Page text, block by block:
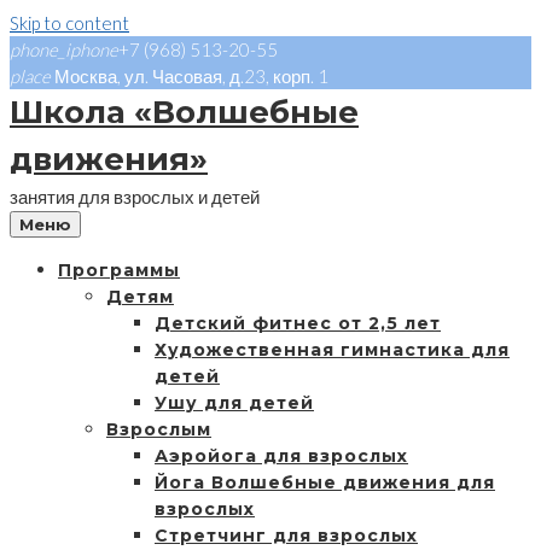
Skip to content
phone_iphone+7 (968) 513-20-55
place Москва, ул. Часовая, д.23, корп. 1
Школа «Волшебные
движения»
занятия для взрослых и детей
Меню
Программы
Детям
Детский фитнес от 2,5 лет
Художественная гимнастика для
детей
Ушу для детей
Взрослым
Аэройога для взрослых
Йога Волшебные движения для
взрослых
Стретчинг для взрослых